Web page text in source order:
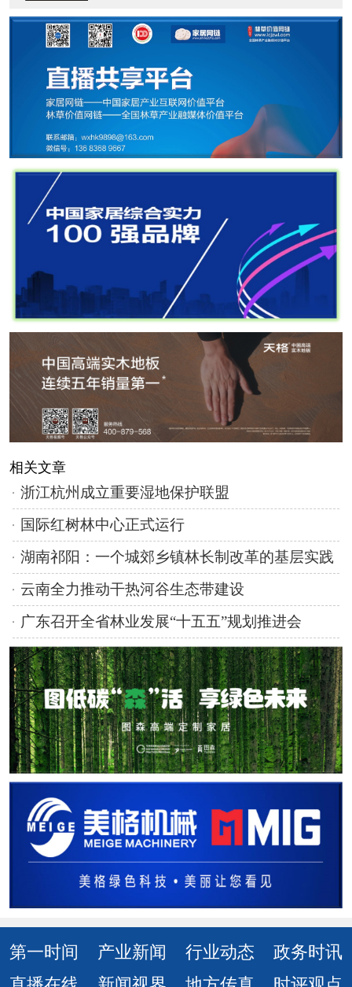
相关文章
浙江杭州成立重要湿地保护联盟
国际红树林中心正式运行
湖南祁阳：一个城郊乡镇林长制改革的基层实践
云南全力推动干热河谷生态带建设
广东召开全省林业发展“十五五”规划推进会
第一时间 产业新闻 行业动态
政务时讯